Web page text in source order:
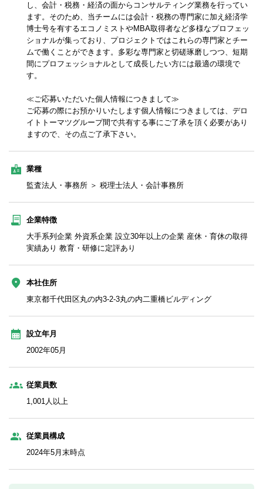
し、会計・税務・経済の面からコンサルティング業務を行ってい
ます。そのため、当チームには会計・税務の専門家に加え経済学
博士号を有するエコノミストやMBA取得者など多様なプロフェッ
ショナルが集っており、プロジェクトではこれらの専門家とチー
ムで働くことができます。多彩な専門家と切磋琢磨しつつ、短期
間にプロフェッショナルとして成長したい方には最適の環境で
す。
≪ご応募いただいた個人情報につきまして≫
ご応募の際にお預かりいたします個人情報につきましては、デロ
イトトーマツグループ間で共有する事にご了承を頂く必要があり
ますので、その点ご了承下さい。
業種
監査法人・事務所 ＞ 税理士法人・会計事務所
企業特徴
大手系列企業 外資系企業 設立30年以上の企業 産休・育休の取得
実績あり 教育・研修に定評あり
本社住所
東京都千代田区丸の内3-2-3丸の内二重橋ビルディング
設立年月
2002年05月
従業員数
1,001人以上
従業員構成
2024年5月末時点